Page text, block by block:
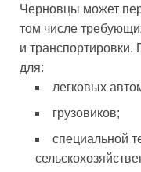
Черновцы может
том числе
и транспортировки.
для:
легковых
грузовиков;
специальной